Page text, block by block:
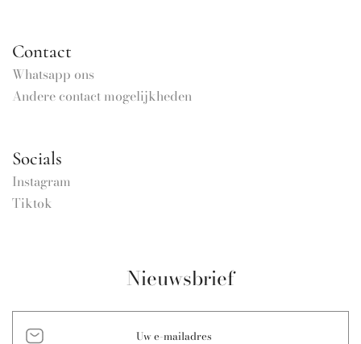
Contact
Whatsapp ons
Andere contact mogelijkheden
Socials
Instagram
Tiktok
Nieuwsbrief